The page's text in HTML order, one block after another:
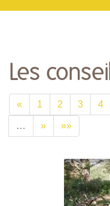
Les
« 1 2 3 4
… » »»